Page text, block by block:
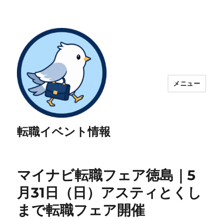
転職イベント情報
メニュー
マイナビ転職フェア徳島｜5
月31日（日）アスティとくし
まで転職フェア開催